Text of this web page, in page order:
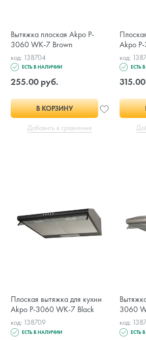
Вытяжка плоская Akpo P-
3060 WK-7 Brown
код: 138704
ЕСТЬ В НАЛИЧИИ
255.00 руб.
В КОРЗИНУ
Добавить в сравнение
Akpo
код:
ЕСТЬ
Плоская вытяжка для кухни
Akpo P-3060 WK-7 Black
код: 138709
ЕСТЬ В НАЛИЧИИ
3060
код:
ЕСТЬ